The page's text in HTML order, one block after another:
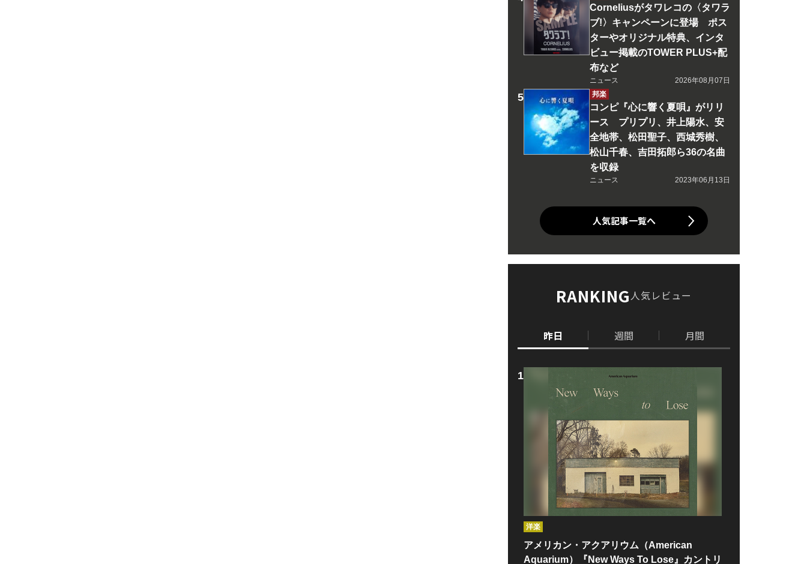
Corneliusがタワレコの〈タワラ
ブ!〉キャンペーンに登場 ポス
ターやオリジナル特典、インタ
ビュー掲載のTOWER PLUS+配
布など
ニュース
2026年08月07日
邦楽
コンピ『心に響く夏唄』がリリ
ース プリプリ、井上陽水、安
全地帯、松田聖子、西城秀樹、
松山千春、吉田拓郎ら36の名曲
を収録
ニュース 2023年06月13日
人気記事一覧へ
RANKING人気レビュー
昨日 週間 月間
洋楽
アメリカン・アクアリウム（American
Aquarium）『New Ways To Lose』カントリ